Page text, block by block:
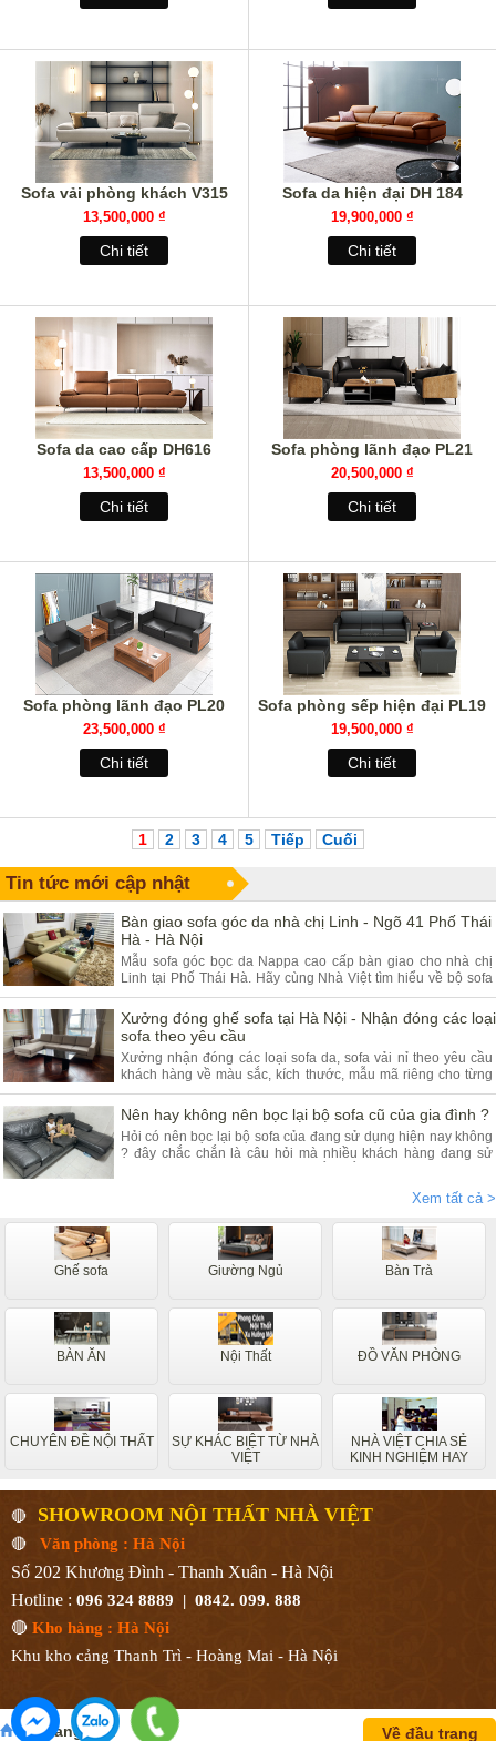
Sofa vải phòng khách V315
13,500,000 ₫
Chi tiết
Sofa da hiện đại DH 184
19,900,000 ₫
Chi tiết
Sofa da cao cấp DH616
13,500,000 ₫
Chi tiết
Sofa phòng lãnh đạo PL21
20,500,000 ₫
Chi tiết
Sofa phòng lãnh đạo PL20
23,500,000 ₫
Chi tiết
Sofa phòng sếp hiện đại PL19
19,500,000 ₫
Chi tiết
1 2 3 4 5 Tiếp Cuối
Tin tức mới cập nhật
Bàn giao sofa góc da nhà chị Linh - Ngõ 41 Phố Thái
Hà - Hà Nội
Mẫu sofa góc bọc da Nappa cao cấp bàn giao cho nhà chị
Linh tại Phố Thái Hà. Hãy cùng Nhà Việt tìm hiểu về bộ sofa
góc da và ưu điểm của sản phẩm.
Xưởng đóng ghế sofa tại Hà Nội - Nhận đóng các loại
sofa theo yêu cầu
Xưởng nhận đóng các loại sofa da, sofa vải nỉ theo yêu cầu
khách hàng về màu sắc, kích thước, mẫu mã riêng cho từng
khách hàng. Quý khách đang có nhu cầu tìm xưởng sofa hãy
tham khảo bài viết dưới đây.
Nên hay không nên bọc lại bộ sofa cũ của gia đình ?
Hỏi có nên bọc lại bộ sofa của đang sử dụng hiện nay không
? đây chắc chắn là câu hỏi mà nhiều khách hàng đang sử
Xem tất cả >
Ghế sofa Giường Ngủ Bàn Trà
BÀN ĂN Nội Thất ĐỒ VĂN PHÒNG
CHUYÊN ĐỀ NỘI THẤT
SỰ KHÁC BIỆT TỪ NHÀ
VIỆT
NHÀ VIỆT CHIA SẺ
KINH NGHIỆM HAY
🔴 SHOWROOM NỘI THẤT NHÀ VIỆT
🔴 Văn phòng : Hà Nội
Số 202 Khương Đình - Thanh Xuân - Hà Nội
Hotline : 096 324 8889 | 0842. 099. 888
🔴 Kho hàng : Hà Nội
Khu kho cảng Thanh Trì - Hoàng Mai - Hà Nội
Về đầu trang
Về trang chủ